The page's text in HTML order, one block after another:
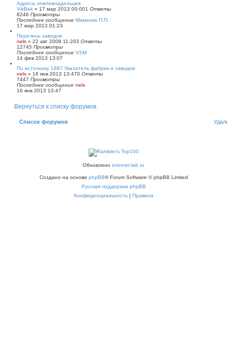
Адреса землевладельцев
VikBek » 17 мар 2013 00:001 Ответы
8246 Просмотры
Последнее сообщение Маменко П.П.
17 мар 2013 01:23
Перечень заводов
nels » 22 авг 2008 11:203 Ответы
12745 Просмотры
Последнее сообщение VSM
14 фев 2013 13:07
По источнику 1887 Указатель фабрик и заводов
nels » 16 янв 2013 13:470 Ответы
7447 Просмотры
Последнее сообщение nels
16 янв 2013 13:47
Вернуться к списку форумов
Список форумов
Обновлено internet-lab.ru
Создано на основе phpBB® Forum Software © phpBB Limited
Русская поддержка phpBB
Конфиденциальность | Правила